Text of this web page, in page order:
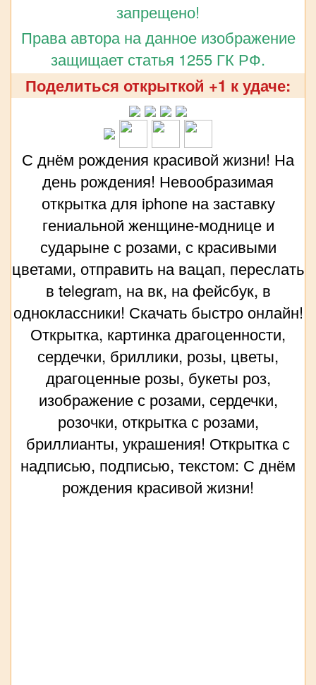
запрещено!
Права автора на данное изображение
защищает статья 1255 ГК РФ.
Поделиться открыткой +1 к удаче:
С днём рождения красивой жизни! На
день рождения! Невообразимая
открытка для iphone на заставку
гениальной женщине-моднице и
сударыне с розами, с красивыми
цветами, отправить на вацап, переслать
в telegram, на вк, на фейсбук, в
одноклассники! Скачать быстро онлайн!
Открытка, картинка драгоценности,
сердечки, бриллики, розы, цветы,
драгоценные розы, букеты роз,
изображение с розами, сердечки,
розочки, открытка с розами,
бриллианты, украшения! Открытка с
надписью, подписью, текстом: С днём
рождения красивой жизни!